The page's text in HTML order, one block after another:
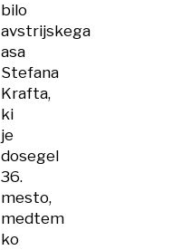
bilo
avstrijskega
asa
Stefana
Krafta,
ki
je
dosegel
36.
mesto,
medtem
ko